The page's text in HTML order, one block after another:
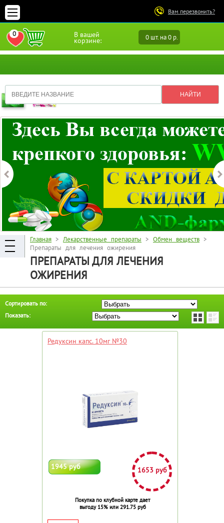
Вам перезвонить?
В вашей
корзине: 0 шт. на 0 р.
0
ПЕРЕЙТИ В ИЗБРАННОЕ
Главная > Лекарственные препараты > Обмен веществ >
Препараты для лечения ожирения
ПРЕПАРАТЫ ДЛЯ ЛЕЧЕНИЯ
ОЖИРЕНИЯ
Сортировать по:
Показать:
Редуксин капс. 10мг №30
1945 руб 1653 руб
Покупка по клубной карте дает
выгоду 15% или 291.75 руб